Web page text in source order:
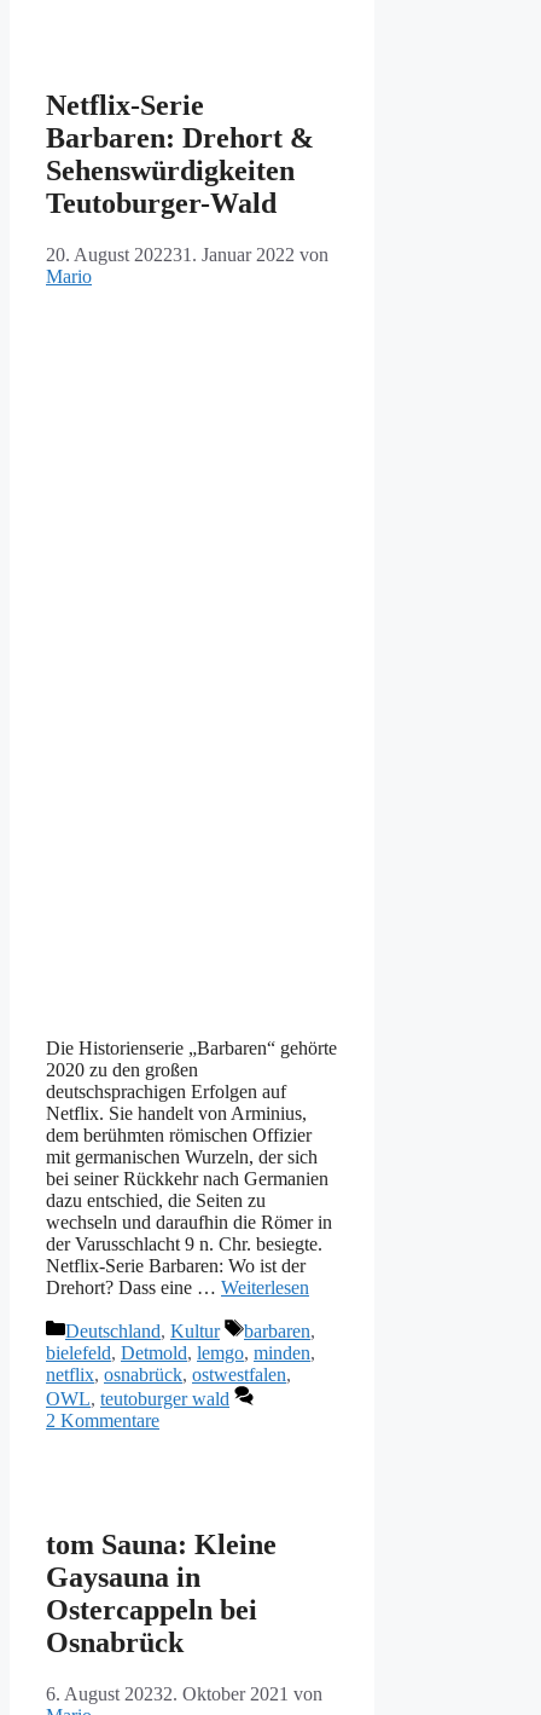
Netflix-Serie
Barbaren: Drehort &
Sehenswürdigkeiten
Teutoburger-Wald
20. August 202231. Januar 2022 von
Mario
Die Historienserie „Barbaren“ gehörte
2020 zu den großen
deutschsprachigen Erfolgen auf
Netflix. Sie handelt von Arminius,
dem berühmten römischen Offizier
mit germanischen Wurzeln, der sich
bei seiner Rückkehr nach Germanien
dazu entschied, die Seiten zu
wechseln und daraufhin die Römer in
der Varusschlacht 9 n. Chr. besiegte.
Netflix-Serie Barbaren: Wo ist der
Drehort? Dass eine … Weiterlesen
Kategorien
Deutschland, Kultur Schlagwörter
barbaren,
bielefeld, Detmold, lemgo, minden,
netflix, osnabrück, ostwestfalen,
OWL, teutoburger wald
2 Kommentare
tom Sauna: Kleine
Gaysauna in
Ostercappeln bei
Osnabrück
6. August 20232. Oktober 2021 von